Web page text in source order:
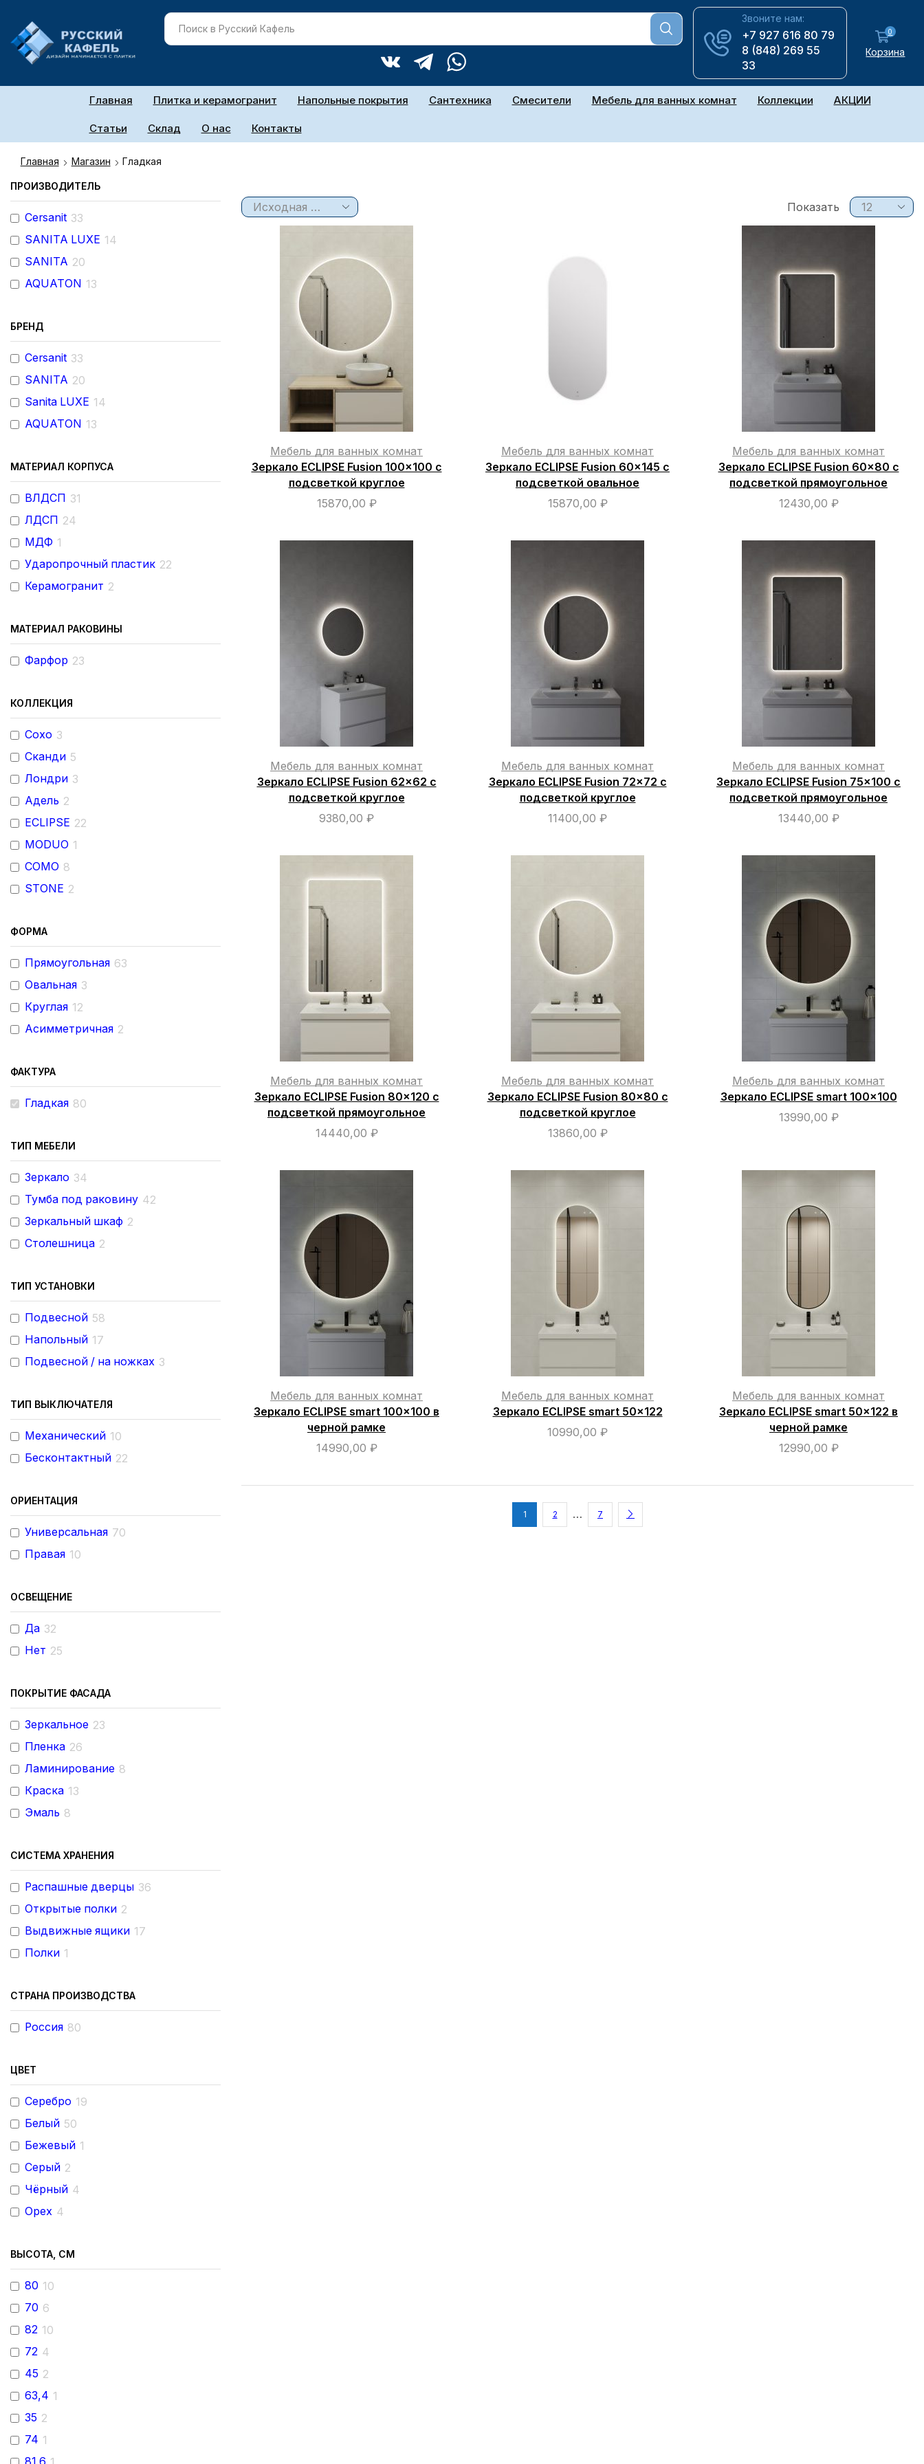
Звоните нам:
+7 927 616 80 79
8 (848) 269 55
33
0
Корзина
Главная Плитка и керамогранит Напольные покрытия Сантехника Смесители Мебель для ванных комнат Коллекции АКЦИИ
Статьи Склад О нас Контакты
Главная Магазин Гладкая
Показать
Мебель для ванных комнат
Зеркало ECLIPSE Fusion 100×100 с
подсветкой круглое
15870,00 ₽
Мебель для ванных комнат
Зеркало ECLIPSE Fusion 60×145 с
подсветкой овальное
15870,00 ₽
Мебель для ванных комнат
Зеркало ECLIPSE Fusion 60×80 с
подсветкой прямоугольное
12430,00 ₽
Мебель для ванных комнат
Зеркало ECLIPSE Fusion 62×62 с
подсветкой круглое
9380,00 ₽
Мебель для ванных комнат
Зеркало ECLIPSE Fusion 72×72 с
подсветкой круглое
11400,00 ₽
Мебель для ванных комнат
Зеркало ECLIPSE Fusion 75×100 с
подсветкой прямоугольное
13440,00 ₽
Мебель для ванных комнат
Зеркало ECLIPSE Fusion 80×120 с
подсветкой прямоугольное
14440,00 ₽
Мебель для ванных комнат
Зеркало ECLIPSE Fusion 80×80 с
подсветкой круглое
13860,00 ₽
Мебель для ванных комнат
Зеркало ECLIPSE smart 100×100
13990,00 ₽
Мебель для ванных комнат
Зеркало ECLIPSE smart 100×100 в
черной рамке
14990,00 ₽
Мебель для ванных комнат
Зеркало ECLIPSE smart 50×122
10990,00 ₽
Мебель для ванных комнат
Зеркало ECLIPSE smart 50×122 в
черной рамке
12990,00 ₽
1 2 … 7
ПРОИЗВОДИТЕЛЬ
Cersanit 33
SANITA LUXE 14
SANITA 20
AQUATON 13
БРЕНД
Cersanit 33
SANITA 20
Sanita LUXE 14
AQUATON 13
МАТЕРИАЛ КОРПУСА
ВЛДСП 31
ЛДСП 24
МДФ 1
Ударопрочный пластик 22
Керамогранит 2
МАТЕРИАЛ РАКОВИНЫ
Фарфор 23
КОЛЛЕКЦИЯ
Сохо 3
Сканди 5
Лондри 3
Адель 2
ECLIPSE 22
MODUO 1
COMO 8
STONE 2
ФОРМА
Прямоугольная 63
Овальная 3
Круглая 12
Асимметричная 2
ФАКТУРА
Гладкая 80
ТИП МЕБЕЛИ
Зеркало 34
Тумба под раковину 42
Зеркальный шкаф 2
Столешница 2
ТИП УСТАНОВКИ
Подвесной 58
Напольный 17
Подвесной / на ножках 3
ТИП ВЫКЛЮЧАТЕЛЯ
Механический 10
Бесконтактный 22
ОРИЕНТАЦИЯ
Универсальная 70
Правая 10
ОСВЕЩЕНИЕ
Да 32
Нет 25
ПОКРЫТИЕ ФАСАДА
Зеркальное 23
Пленка 26
Ламинирование 8
Краска 13
Эмаль 8
СИСТЕМА ХРАНЕНИЯ
Распашные дверцы 36
Открытые полки 2
Выдвижные ящики 17
Полки 1
СТРАНА ПРОИЗВОДСТВА
Россия 80
ЦВЕТ
Серебро 19
Белый 50
Бежевый 1
Серый 2
Чёрный 4
Орех 4
ВЫСОТА, СМ
80 10
70 6
82 10
72 4
45 2
63,4 1
35 2
74 1